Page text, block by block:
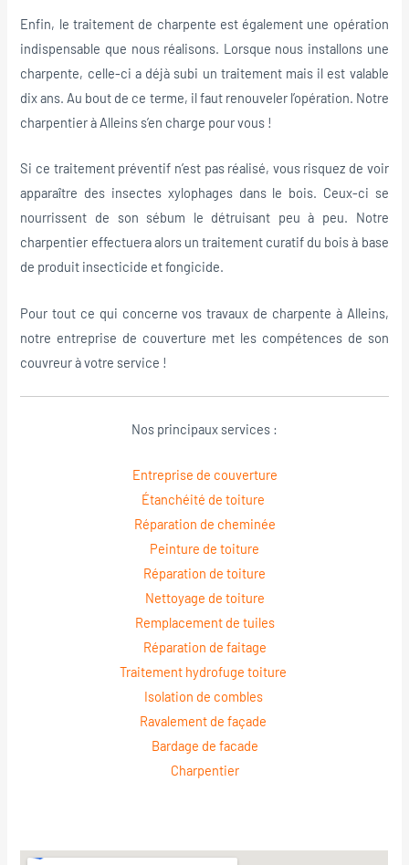
Enfin, le traitement de charpente est également une opération
indispensable que nous réalisons. Lorsque nous installons une
charpente, celle-ci a déjà subi un traitement mais il est valable
dix ans. Au bout de ce terme, il faut renouveler l’opération. Notre
charpentier à Alleins s’en charge pour vous !
Si ce traitement préventif n’est pas réalisé, vous risquez de voir
apparaître des insectes xylophages dans le bois. Ceux-ci se
nourrissent de son sébum le détruisant peu à peu. Notre
charpentier effectuera alors un traitement curatif du bois à base
de produit insecticide et fongicide.
Pour tout ce qui concerne vos travaux de charpente à Alleins,
notre entreprise de couverture met les compétences de son
couvreur à votre service !
Nos principaux services :
Entreprise de couverture
Étanchéité de toiture
Réparation de cheminée
Peinture de toiture
Réparation de toiture
Nettoyage de toiture
Remplacement de tuiles
Réparation de faitage
Traitement hydrofuge toiture
Isolation de combles
Ravalement de façade
Bardage de facade
Charpentier